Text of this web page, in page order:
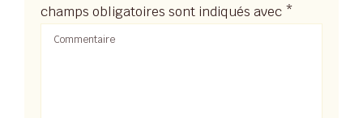
champs obligatoires sont indiqués avec *